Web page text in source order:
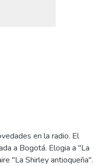
en la radio. El
a Bogotá. Elogia a "La
"La Shirley antioqueña".